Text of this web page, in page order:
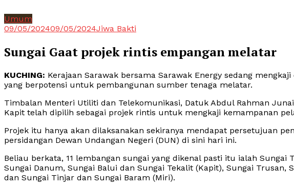
Umum
09/05/202409/05/2024Jiwa Bakti
Sungai Gaat projek rintis empangan melatar
KUCHING: Kerajaan Sarawak bersama Sarawak Energy sedang
yang berpotensi untuk pembangunan sumber tenaga melatar.
Timbalan Menteri Utiliti dan Telekomunikasi, Datuk Abdul Rahman
Kapit telah dipilih sebagai projek rintis untuk mengkaji kemampanan
Projek itu hanya akan dilaksanakan sekiranya mendapat persetujuan
persidangan Dewan Undangan Negeri (DUN) di sini hari ini.
Beliau berkata, 11 lembangan sungai yang dikenal pasti itu ialah Sungai
Sungai Danum, Sungai Balui dan Sungai Tekalit (Kapit), Sungai Trusan,
dan Sungai Tinjar dan Sungai Baram (Miri).